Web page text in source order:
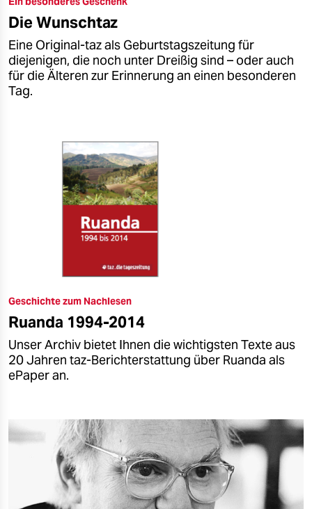
epaper login
Die Wunschtaz
Eine Original-taz als Geburtstagszeitung für
diejenigen, die noch unter Dreißig sind – oder auch
für die Älteren zur Erinnerung an einen besonderen
Tag.
Geschichte zum Nachlesen
Ruanda 1994-2014
Unser Archiv bietet Ihnen die wichtigsten Texte aus
20 Jahren taz-Berichterstattung über Ruanda als
ePaper an.